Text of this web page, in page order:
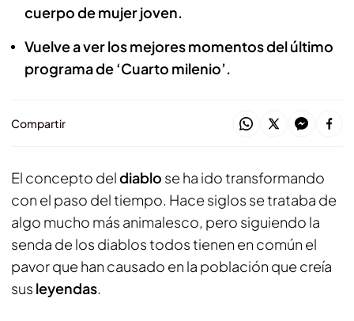
cuerpo de mujer joven.
Vuelve a ver los mejores momentos del último
programa de ‘Cuarto milenio’.
Compartir
El concepto deldiablo se ha ido transformando
con el paso del tiempo. Hace siglos se trataba de
algo mucho más animalesco, pero siguiendo la
senda de los diablos todos tienen en común el
pavor que han causado en la población que creía
sus leyendas.